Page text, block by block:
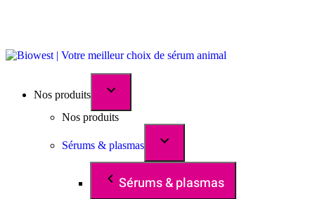
Nos produits
Nos produits
Sérums & plasmas
Sérums & plasmas